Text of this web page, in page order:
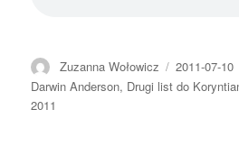
Autor
Zuzanna Wołowicz
Data
publikacji
2011-07-10
Darwin Anderson, Drugi list do
2011